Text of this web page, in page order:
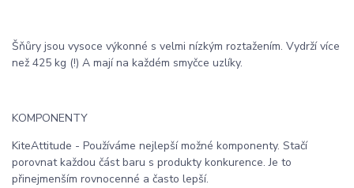
Šňůry jsou vysoce výkonné s velmi nízkým roztažením. Vydrží více
než 425 kg (!) A mají na každém smyčce uzlíky.
KOMPONENTY
KiteAttitude - Používáme nejlepší možné komponenty. Stačí
porovnat každou část baru s produkty konkurence. Je to
přinejmenším rovnocenné a často lepší.